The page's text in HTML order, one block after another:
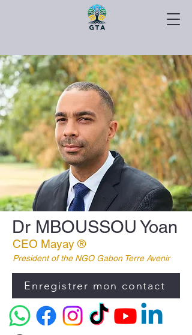
Dr MBOUSSOU Yoan
CEO Mayay ®
President of the NGO Gabon Terre Avenir
Enregistrer mon contact